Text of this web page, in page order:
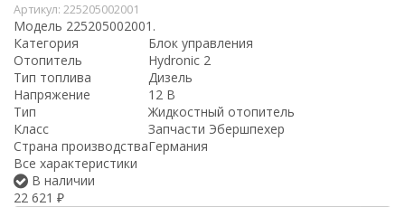
Артикул: 225205002001
Модель 225205002001.
Категория
Блок управления
Отопитель
Hydronic 2
Тип топлива
Дизель
Напряжение
12 В
Тип
Жидкостный отопитель
Класс
Запчасти Эбершпехер
Страна производстваГермания
Все характеристики
В наличии
22 621 ₽